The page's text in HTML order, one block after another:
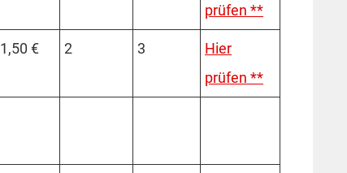
prüfen **
€ 2 3
Hier
prüfen **